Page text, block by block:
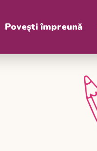
Povești împreună